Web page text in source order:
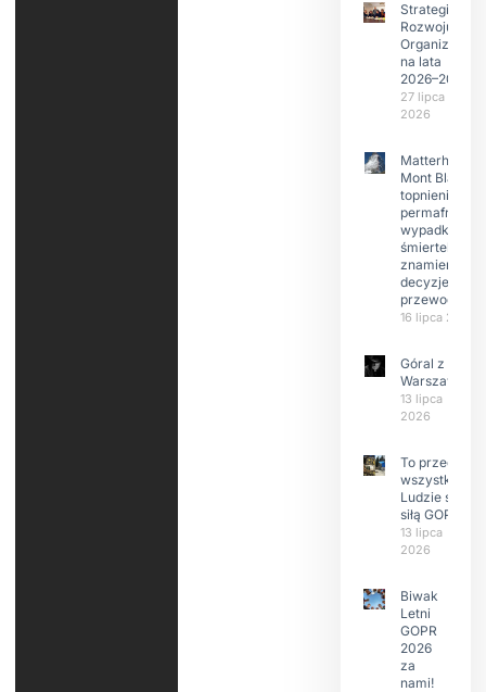
Strategia
Rozwoju
Organizacji
na lata
2026–2029
27 lipca
2026
Matterhorn i
Mont Blanc:
topnienie
permafrost,
wypadki
śmiertelne,
znamienne
decyzje
16 lipca 2026
Góral z
Warszawy.
13 lipca
2026
To przede
wszystkim
Ludzie są
siłą GOPR
13 lipca
2026
Biwak
Letni
GOPR
2026
za
nami!